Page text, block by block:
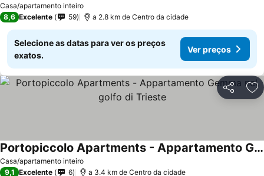
Casa/apartamento inteiro
8,6 Excelente 59 a 2.8 km de Centro da cidade
Selecione as datas para ver os preços
exatos.
Ver preços
Partilhar
Casa/apartamento inteiro
Portopiccolo Apartments - Appartamento Gemma nel golfo di Trieste
Ver preços
9,1 Excelente 6 a 3.4 km de Centro da cidade